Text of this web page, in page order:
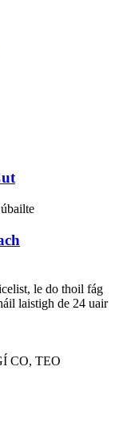
le do thoil fág
laistigh de 24 uair
CO, TEO